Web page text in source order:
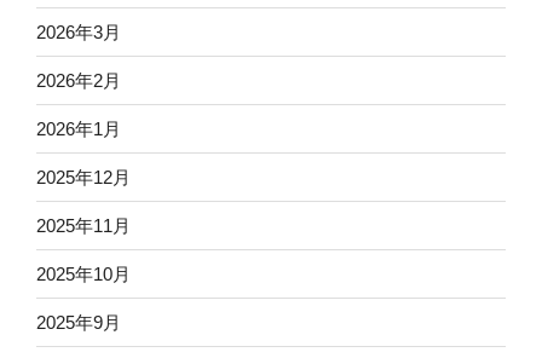
2026年3月
2026年2月
2026年1月
2025年12月
2025年11月
2025年10月
2025年9月